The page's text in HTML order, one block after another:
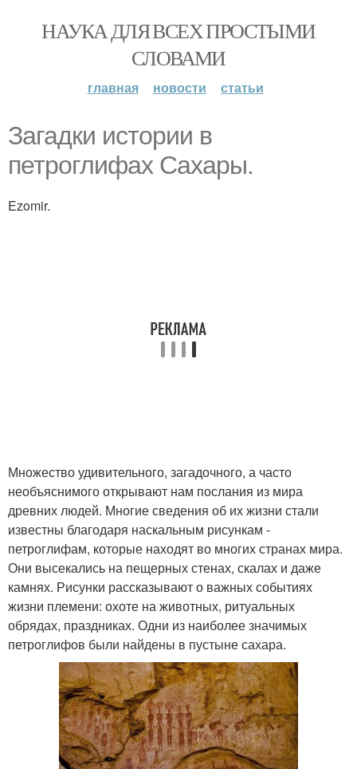
НАУКА ДЛЯ ВСЕХ ПРОСТЫМИ
СЛОВАМИ
главная новости статьи
Загадки истории в
петроглифах Сахары.
Ezomir.
Множество удивительного, загадочного, а часто
необъяснимого открывают нам послания из мира
древних людей. Многие сведения об их жизни стали
известны благодаря наскальным рисункам -
петроглифам, которые находят во многих странах мира.
Они высекались на пещерных стенах, скалах и даже
камнях. Рисунки рассказывают о важных событиях
жизни племени: охоте на животных, ритуальных
обрядах, праздниках. Одни из наиболее значимых
петроглифов были найдены в пустыне сахара.